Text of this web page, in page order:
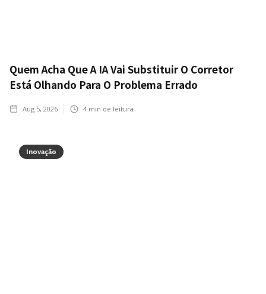
Quem Acha Que A IA Vai Substituir O Corretor
Está Olhando Para O Problema Errado
Aug 5, 2026 4 min de leitura
Inovação